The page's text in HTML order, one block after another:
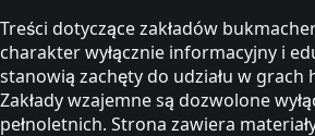
Treści dotyczące zakładów
charakter wyłącznie informacyjny i
stanowią zachęty do udziału w grach
Zakłady wzajemne są dozwolone
pełnoletnich. Strona zawiera